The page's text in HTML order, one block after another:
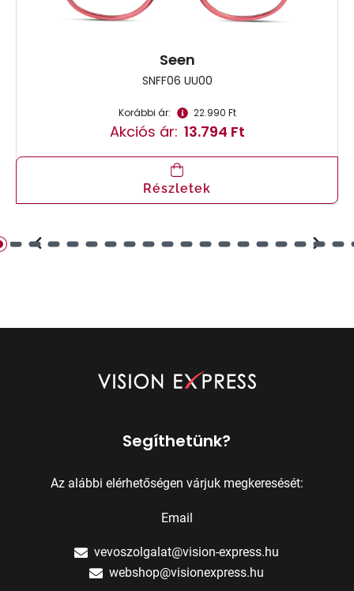
Seen
SNFF06 UU00
Korábbi ár: 22.990 Ft
Akciós ár: 13.794 Ft
Részletek
Segíthetünk?
Az alábbi elérhetőségen várjuk megkeresését:
Email
vevoszolgalat@vision-express.hu
webshop@visionexpress.hu